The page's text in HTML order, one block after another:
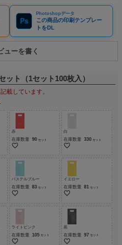
Ps
Photoshopデータ
この商品の印刷テンプレー
トをDL
ューを書く
ット（1セット100枚入）
載しています。
赤
在庫数量 90
白
在庫数量 330
パステルブルー
在庫数量 83
イエロー
在庫数量 81
ライトピンク
在庫数量 105
黒
在庫数量 97